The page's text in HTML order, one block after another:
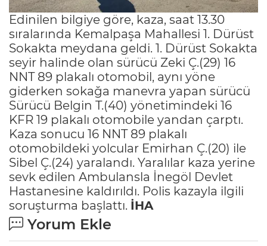
Edinilen bilgiye göre, kaza, saat 13.30
sıralarında Kemalpaşa Mahallesi 1. Dürüst
Sokakta meydana geldi. 1. Dürüst Sokakta
seyir halinde olan sürücü Zeki Ç.(29) 16
NNT 89 plakalı otomobil, aynı yöne
giderken sokağa manevra yapan sürücü
Sürücü Belgin T.(40) yönetimindeki 16
KFR 19 plakalı otomobile yandan çarptı.
Kaza sonucu 16 NNT 89 plakalı
otomobildeki yolcular Emirhan Ç.(20) ile
Sibel Ç.(24) yaralandı. Yaralılar kaza yerine
sevk edilen Ambulansla İnegöl Devlet
Hastanesine kaldırıldı. Polis kazayla ilgili
soruşturma başlattı. İHA
Yorum Ekle